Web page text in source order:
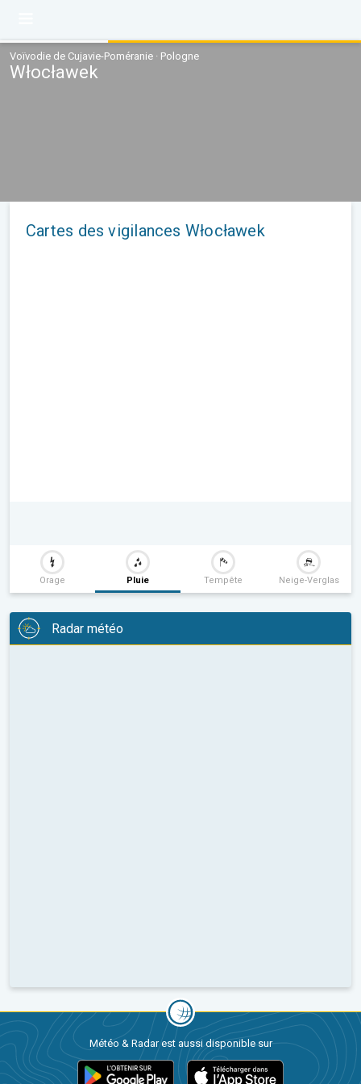
Voïvodie de Cujavie-Poméranie · Pologne
Włocławek
Cartes des vigilances Włocławek
Orage Pluie Tempête Neige-Verglas
Radar météo
Météo & Radar est aussi disponible sur